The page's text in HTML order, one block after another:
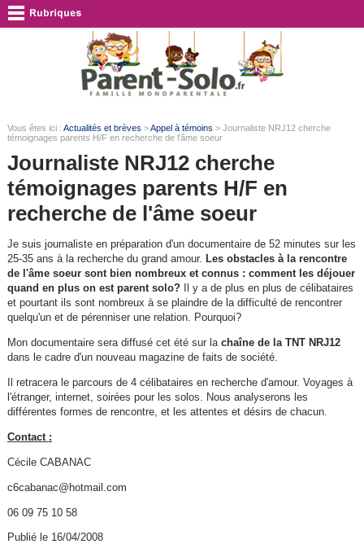
Vous êtes ici : Actualités et brèves >Appel à témoins > Journaliste NRJ12 cherche
témoignages parents H/F en recherche de l'âme soeur
Journaliste NRJ12 cherche
témoignages parents H/F en
recherche de l'âme soeur
Je suis journaliste en préparation d'un documentaire de 52 minutes sur les
25-35 ans à la recherche du grand amour. Les obstacles à la rencontre
de l'âme soeur sont bien nombreux et connus : comment les déjouer
quand en plus on est parent solo?
Il y a de plus en plus de célibataires
et pourtant ils sont nombreux à se plaindre de la difficulté de rencontrer
quelqu'un et de pérenniser une relation. Pourquoi?
Mon documentaire sera diffusé cet été sur la chaîne de la TNT NRJ12
dans le cadre d'un nouveau magazine de faits de société.
Il retracera le parcours de 4 célibataires en recherche d'amour. Voyages à
l'étranger, internet, soirées pour les solos. Nous analyserons les
différentes formes de rencontre, et les attentes et désirs de chacun.
Contact :
Cécile CABANAC
c6cabanac@hotmail.com
06 09 75 10 58
Publié le 16/04/2008